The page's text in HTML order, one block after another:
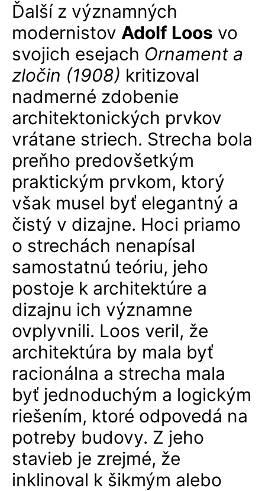
Ďalší z významných
modernistov Adolf Loos vo
svojich esejach Ornament a
zločin (1908) kritizoval
nadmerné zdobenie
architektonických prvkov
vrátane striech. Strecha bola
preňho predovšetkým
praktickým prvkom, ktorý
však musel byť elegantný a
čistý v dizajne. Hoci priamo
o strechách nenapísal
samostatnú teóriu, jeho
postoje k architektúre a
dizajnu ich významne
ovplyvnili. Loos veril, že
architektúra by mala byť
racionálna a strecha mala
byť jednoduchým a logickým
riešením, ktoré odpovedá na
potreby budovy. Z jeho
stavieb je zrejmé, že
inklinoval k šikmým alebo